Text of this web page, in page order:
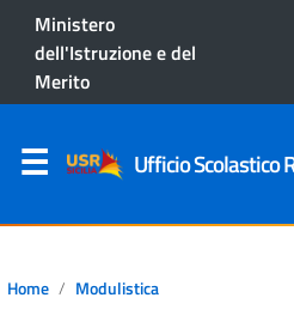
Ministero
dell'Istruzione e del
Merito
Ufficio Scolastico
Home Modulistica